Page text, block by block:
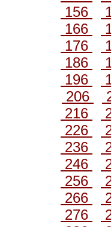
156
166
176
186
196
206
216
226
236
246
256
266
276